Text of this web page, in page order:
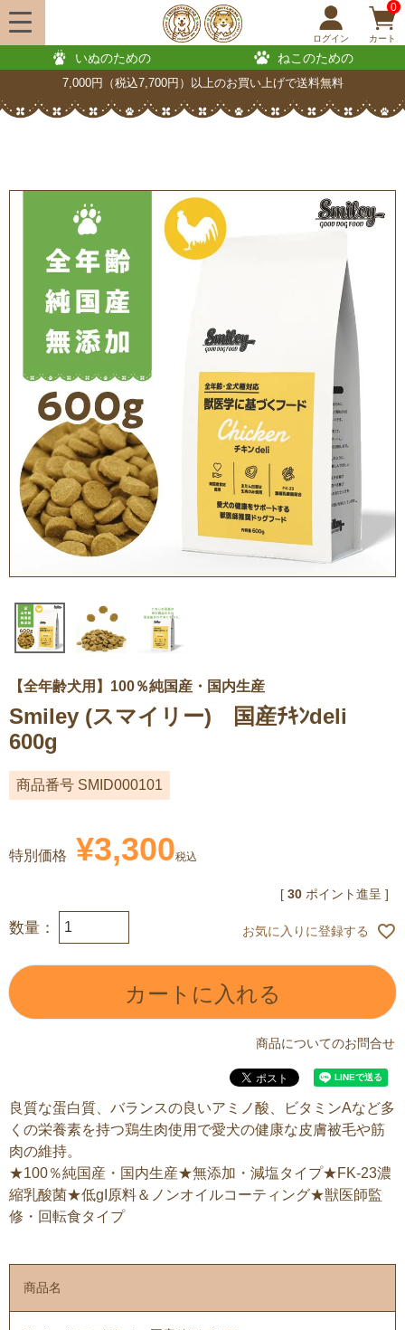
ログイン
0
カート
いぬのための ねこのための
7,000円（税込7,700円）以上のお買い上げで送料無料
【全年齢犬用】100％純国産・国内生産
Smiley (スマイリー) 国産ﾁｷﾝdeli
600g
商品番号 SMID000101
特別価格 ¥3,300税込
[ 30 ポイント進呈 ]
お気に入りに登録する
カートに入れる
商品についてのお問合せ
良質な蛋白質、バランスの良いアミノ酸、ビタミンAなど多
くの栄養素を持つ鶏生肉使用で愛犬の健康な皮膚被毛や筋
肉の維持。
★100％純国産・国内生産★無添加・減塩タイプ★FK-23濃
縮乳酸菌★低gI原料＆ノンオイルコーティング★獣医師監
修・回転食タイプ
商品名